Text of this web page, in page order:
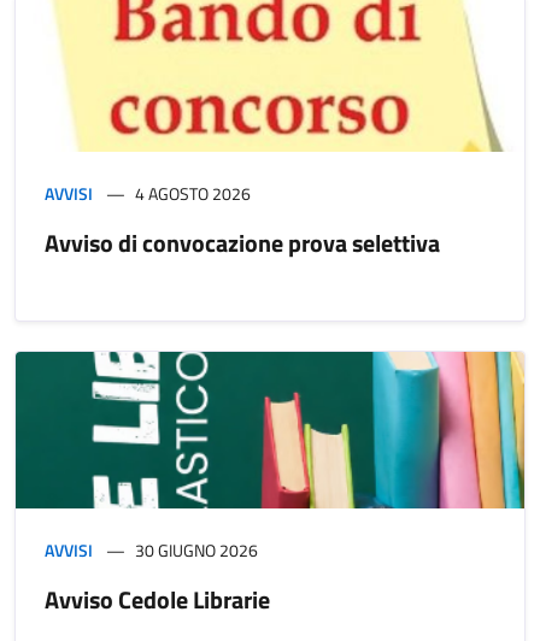
AVVISI 4 AGOSTO 2026
Avviso di convocazione prova selettiva
AVVISI 30 GIUGNO 2026
Avviso Cedole Librarie